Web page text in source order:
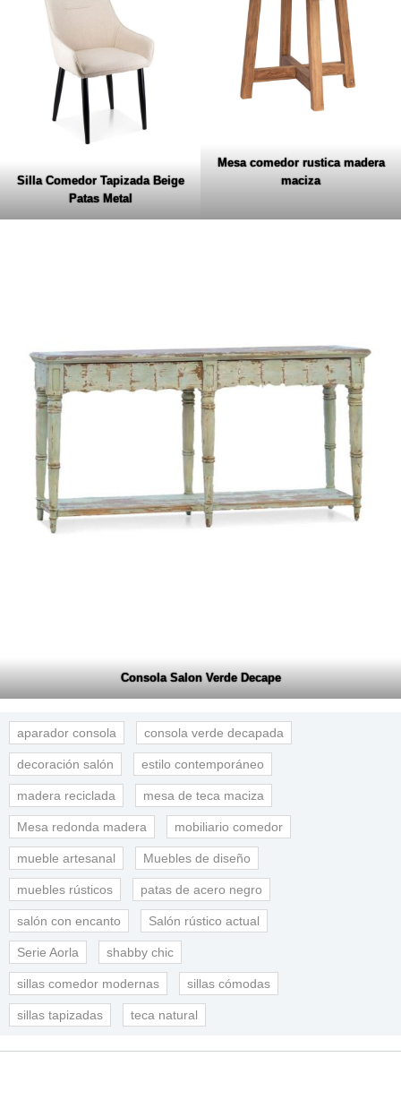
Silla Comedor Tapizada Beige
Patas Metal
Mesa comedor rustica madera
maciza
Consola Salon Verde Decape
aparador consola consola verde decapada
decoración salón estilo contemporáneo
madera reciclada mesa de teca maciza
Mesa redonda madera mobiliario comedor
mueble artesanal Muebles de diseño
muebles rústicos patas de acero negro
salón con encanto Salón rústico actual
Serie Aorla shabby chic
sillas comedor modernas sillas cómodas
sillas tapizadas teca natural